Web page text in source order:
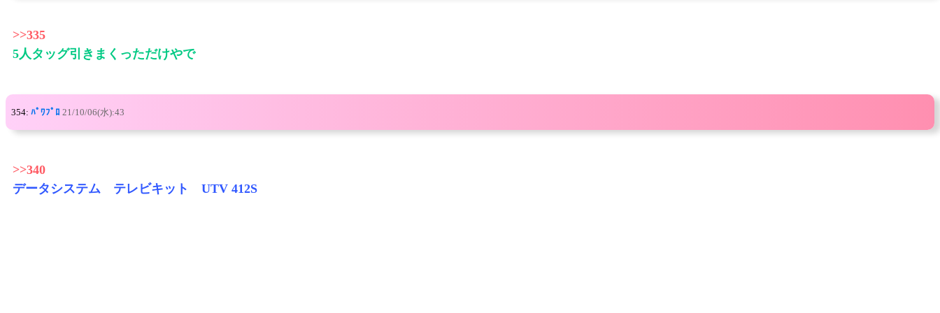
>>335
5人タッグ引きまくっただけやで
354: ﾊﾟﾜﾌﾟﾛ 21/10/06(水):43
>>340
データシステム テレビキット UTV 412S